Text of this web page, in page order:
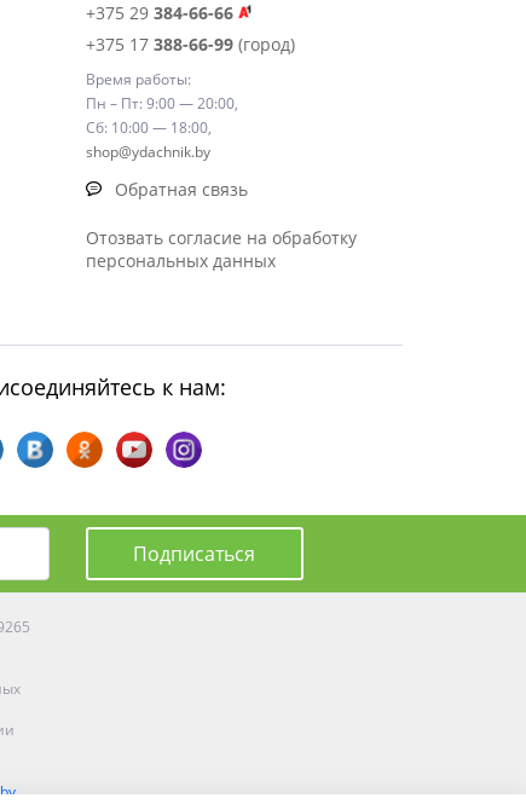
+375 29 384-66-66
+375 17 388-66-99(город)
Время работы:
Пн – Пт: 9:00 — 20:00,
Сб: 10:00 — 18:00,
shop@ydachnik.by
Обратная связь
Отозвать согласие на обработку
персональных данных
к нам:
Подписаться